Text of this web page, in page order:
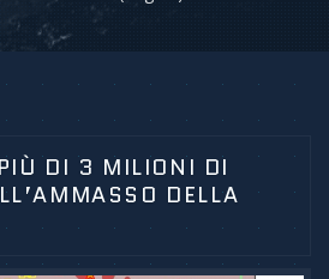
DI 3 MILIONI DI
DELLA